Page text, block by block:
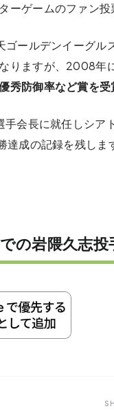
ーゲームのファン
ールデンイーグル
りますが、2008年
秀防御率など賞を受
会長に就任しシア
成の記録を残しま
の岩隈久志投